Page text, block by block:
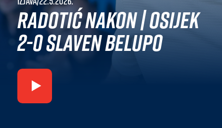
Radotić nakon | Osijek
2-0 Slaven Belupo